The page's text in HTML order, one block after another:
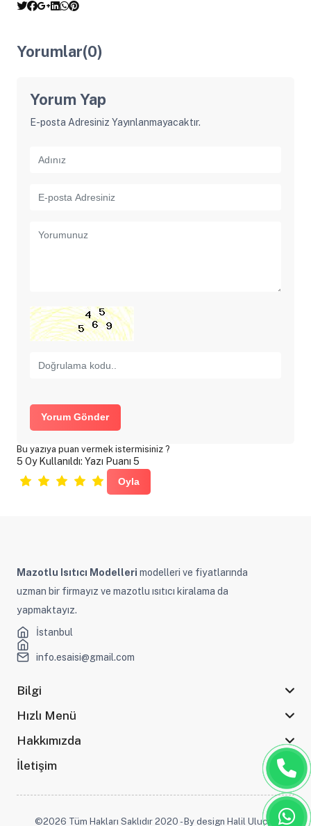
Yorumlar(0)
Yorum Yap
E-posta Adresiniz Yayınlanmayacaktır.
Yorum Gönder
Bu yazıya puan vermek istermisiniz ?
5 Oy Kullanıldı: Yazı Puanı 5
Mazotlu Isıtıcı Modelleri modelleri ve fiyatlarında
uzman bir firmayız ve mazotlu ısıtıcı kiralama da
yapmaktayız.
İstanbul
info.esaisi@gmail.com
Bilgi
Hızlı Menü
Hakkımızda
İletişim
©2026 Tüm Hakları Saklıdır 2020 - By design Halil Ulucak